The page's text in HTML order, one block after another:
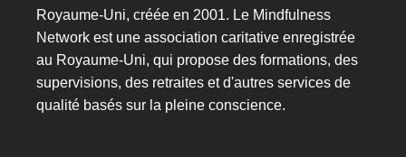
Royaume-Uni, créée en 2001. Le Mindfulness
Network est une association caritative enregistrée
au Royaume-Uni, qui propose des formations, des
supervisions, des retraites et d'autres services de
qualité basés sur la pleine conscience.